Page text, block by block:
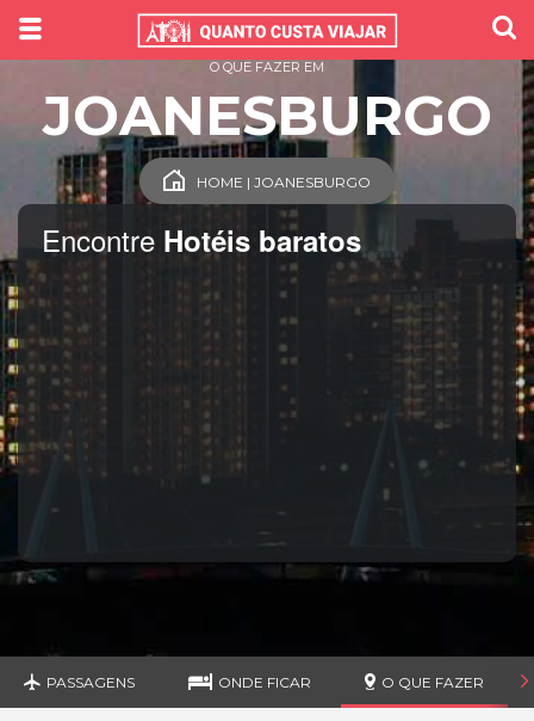
Encontre Hotéis baratos
O QUE FAZER EM
JOANESBURGO
HOME | JOANESBURGO
PASSAGENS ONDE FICAR O QUE FAZER